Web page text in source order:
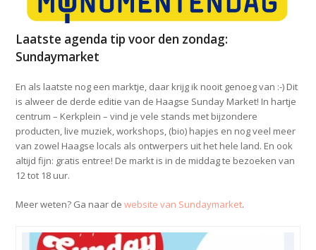
Laatste agenda tip voor den zondag:
Sundaymarket
En als laatste nog een marktje, daar krijg ik nooit genoeg van :-) Dit
is alweer de derde editie van de Haagse Sunday Market! In hartje
centrum – Kerkplein – vind je vele stands met bijzondere
producten, live muziek, workshops, (bio) hapjes en nog veel meer
van zowel Haagse locals als ontwerpers uit het hele land. En ook
altijd fijn: gratis entree! De markt is in de middag te bezoeken van
12 tot 18 uur.
Meer weten? Ga naar dewebsite van Sundaymarket.